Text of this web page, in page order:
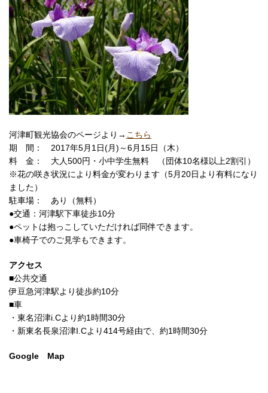
河津町観光協会のページより→ こちら
期 間： 2017年5月1日(月)～6月15日（木）
料 金： 大人500円・小中学生無料 （団体10名様以上2割引）
※花の咲き状況により料金が変わります（5月20日より有料になり
ました）
駐車場： あり（無料）
●交通：河津駅下車徒歩10分
●ペットは抱っこしていただければ同伴できます。
●車椅子でのご見学もできます。
アクセス
■公共交通
伊豆急河津駅より徒歩約10分
■車
・東名沼津i.Cより約1時間30分
・新東名長泉沼津I.Cより414号経由で、約1時間30分
Google Map